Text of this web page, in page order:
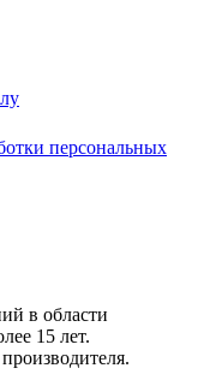
персональных
в области
15 лет.